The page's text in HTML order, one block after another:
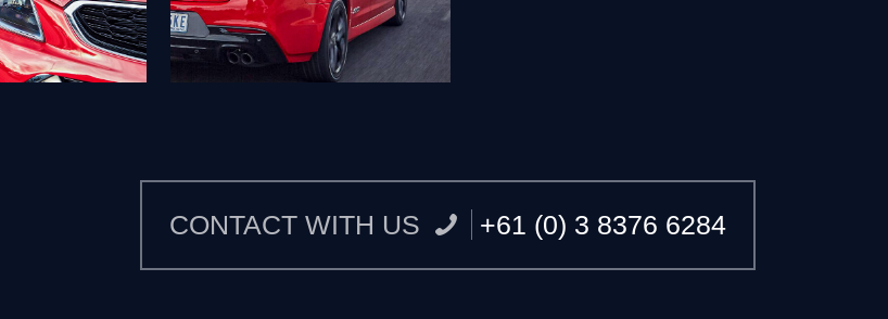
CONTACT WITH US +61 (0) 3 8376 6284